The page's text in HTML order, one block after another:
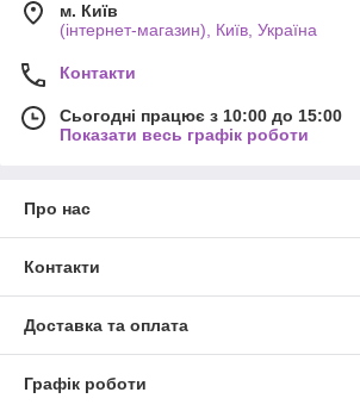
м. Київ
(інтернет-магазин), Київ, Україна
Контакти
Сьогодні працює з 10:00 до 15:00
Показати весь графік роботи
Про нас
Контакти
Доставка та оплата
Графік роботи